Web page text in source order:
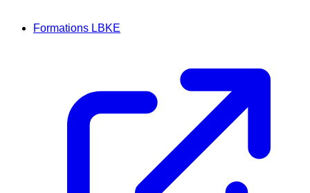
Formations LBKE